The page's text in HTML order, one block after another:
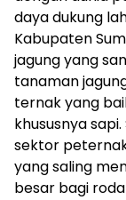
daya dukung
Kabupaten
jagung yang
tanaman
ternak yang
khususnya
sektor
yang saling
besar bagi